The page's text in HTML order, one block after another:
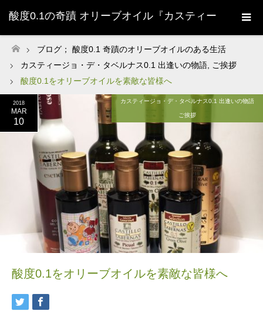
酸度0.1の奇蹟 オリーブオイル『カスティー
ジョ・デ・タベルナス0.1』株式会社清州
Sherry-
ホーム
ブログ； 酸度0.1 奇蹟のオリーブオイルのある生活
カスティージョ・デ・タベルナス0.1 出逢いの物語
ご挨拶
酸度0.1をオリーブオイルを素敵な皆様へ
2018
MAR
10
カスティージョ・デ・タベルナス0.1 出逢いの物語
ご挨拶
酸度0.1をオリーブオイルを素敵な皆様へ